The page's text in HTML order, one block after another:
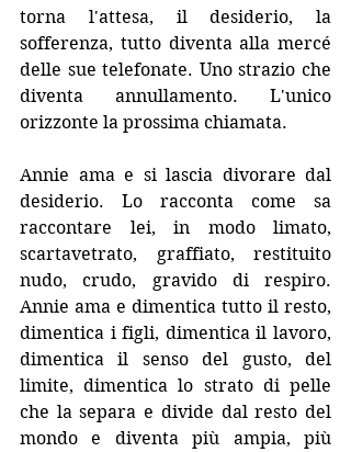
torna l'attesa, il desiderio, la
sofferenza, tutto diventa alla mercé
delle sue telefonate. Uno strazio che
diventa annullamento. L'unico
orizzonte la prossima chiamata.
Annie ama e si lascia divorare dal
desiderio. Lo racconta come sa
raccontare lei, in modo limato,
scartavetrato, graffiato, restituito
nudo, crudo, gravido di respiro.
Annie ama e dimentica tutto il resto,
dimentica i figli, dimentica il lavoro,
dimentica il senso del gusto, del
limite, dimentica lo strato di pelle
che la separa e divide dal resto del
mondo e diventa più ampia, più